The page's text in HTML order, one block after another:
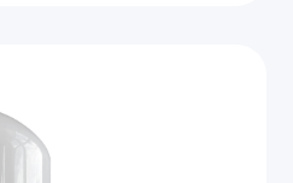
de flujo similar.